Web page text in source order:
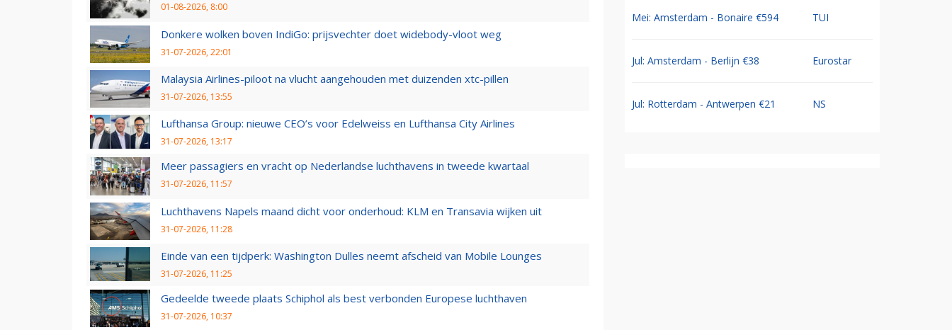
01-08-2026, 8:00
Donkere wolken boven IndiGo: prijsvechter doet widebody-vloot weg
31-07-2026, 22:01
Malaysia Airlines-piloot na vlucht aangehouden met duizenden xtc-pillen
31-07-2026, 13:55
Lufthansa Group: nieuwe CEO’s voor Edelweiss en Lufthansa City Airlines
31-07-2026, 13:17
Meer passagiers en vracht op Nederlandse luchthavens in tweede kwartaal
31-07-2026, 11:57
Luchthavens Napels maand dicht voor onderhoud: KLM en Transavia wijken uit
31-07-2026, 11:28
Einde van een tijdperk: Washington Dulles neemt afscheid van Mobile Lounges
31-07-2026, 11:25
Gedeelde tweede plaats Schiphol als best verbonden Europese luchthaven
31-07-2026, 10:37
Mei: Amsterdam - Bonaire €594 TUI
Jul: Amsterdam - Berlijn €38 Eurostar
Jul: Rotterdam - Antwerpen €21 NS